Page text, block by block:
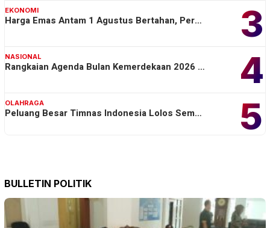
3
EKONOMI
Harga Emas Antam 1 Agustus Bertahan, Per…
4
NASIONAL
Rangkaian Agenda Bulan Kemerdekaan 2026 …
5
OLAHRAGA
Peluang Besar Timnas Indonesia Lolos Sem…
BULLETIN POLITIK